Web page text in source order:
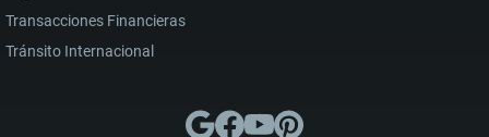
Transacciones Financieras
Tránsito Internacional